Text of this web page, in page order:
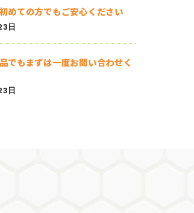
めての方でもご安心ください
日
でもまずは一度お問い合わせく
日